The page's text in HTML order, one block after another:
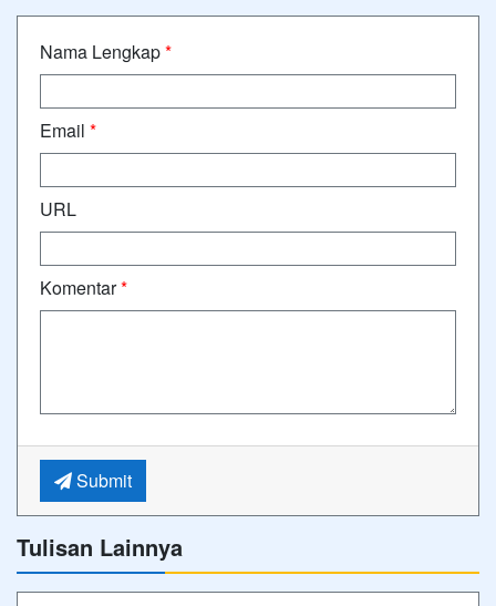
Nama Lengkap*
Email *
URL
Komentar*
Submit
Tulisan Lainnya